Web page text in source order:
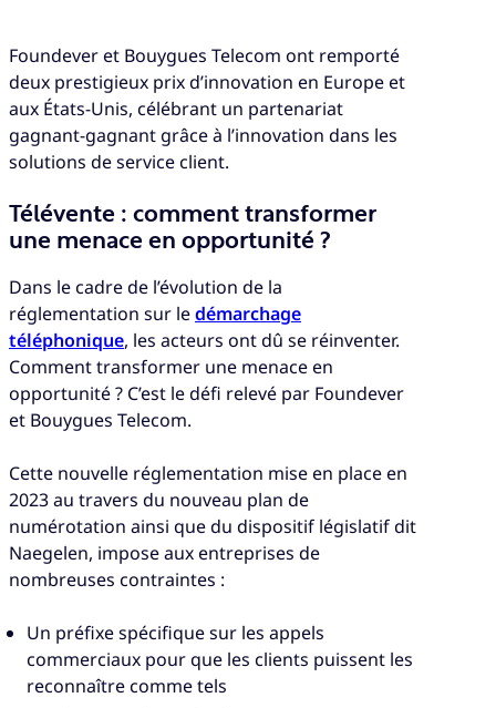
Foundever et Bouygues Telecom ont remporté
deux prestigieux prix d’innovation en Europe et
aux États-Unis, célébrant un partenariat
gagnant-gagnant grâce à l’innovation dans les
solutions de service client.
Télévente : comment transformer
une menace en opportunité ?
Dans le cadre de l’évolution de la
réglementation sur ledémarchage
téléphonique, les acteurs ont dû se réinventer.
Comment transformer une menace en
opportunité ? C’est le défi relevé par Foundever
et Bouygues Telecom.
Cette nouvelle réglementation mise en place en
2023 au travers du nouveau plan de
numérotation ainsi que du dispositif législatif dit
Naegelen, impose aux entreprises de
nombreuses contraintes :
Un préfixe spécifique sur les appels
commerciaux pour que les clients puissent les
reconnaître comme tels